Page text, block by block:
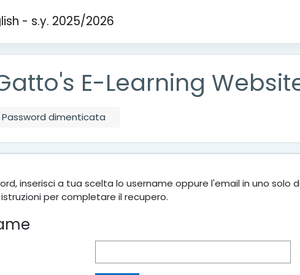
- s.y. 2025/2026
E-Learning
Password dimenticata
inserisci a tua scelta lo username oppure l'email in uno
per completare il recupero.